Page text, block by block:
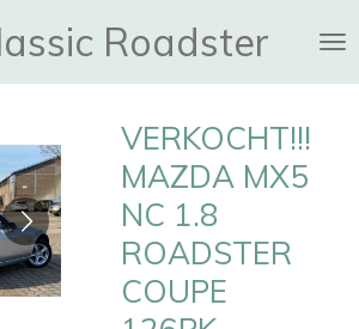
Roadster
VERKOCHT!!!
MAZDA MX5
NC 1.8
ROADSTER
COUPE